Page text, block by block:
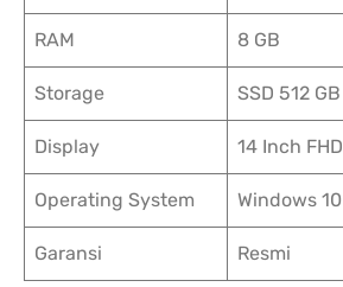
RAM 8 GB
Storage SSD 512 GB
Display 14 Inch FHD
Operating System Windows 10
Garansi Resmi